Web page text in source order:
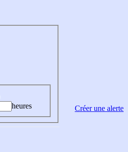
heures
Créer une alerte